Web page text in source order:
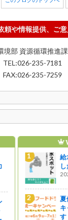
頼や情報提供、ご
境部 資源循環推進課
TEL:026-235-7181
FAX:026-235-7259
WEEKLY TOP5
給水スポットマップ
2024.07.05
夏休み前フードドラ
キャンペーンを実施